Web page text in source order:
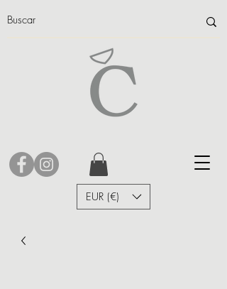
EUR (€)